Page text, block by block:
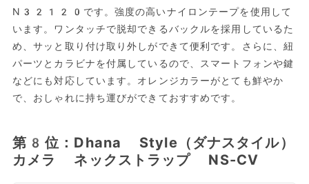
N32120です。強度の高いナイロンテープを使用して
います。ワンタッチで脱却できるバックルを採用しているた
め、サッと取り付け取り外しができて便利です。さらに、紐
パーツとカラビナを付属しているので、スマートフォンや鍵
などにも対応しています。オレンジカラーがとても鮮やか
で、おしゃれに持ち運びができておすすめです。
第8位：Dhana Style（ダナスタイル）
カメラ ネックストラップ NS-CV